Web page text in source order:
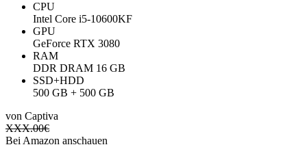
CPU
Intel Core i5-10600KF
GPU
GeForce RTX 3080
RAM
‎DDR DRAM ‎16 GB
SSD+HDD
500 GB + 500 GB
von Captiva
XXX.00€
Bei Amazon anschauen